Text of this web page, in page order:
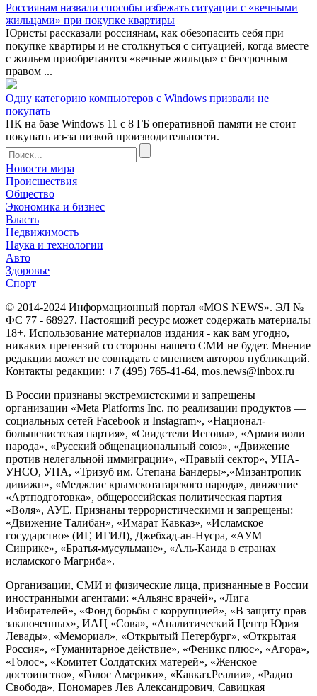
Россиянам назвали способы избежать ситуации с «вечными
жильцами» при покупке квартиры
Юристы рассказали россиянам, как обезопасить себя при
покупке квартиры и не столкнуться с ситуацией, когда вместе
с жильем приобретаются «вечные жильцы» с бессрочным
правом ...
Одну категорию компьютеров с Windows призвали не
покупать
ПК на базе Windows 11 с 8 ГБ оперативной памяти не стоит
покупать из-за низкой производительности.
Новости мира
Происшествия
Общество
Экономика и бизнес
Власть
Недвижимость
Наука и технологии
Авто
Здоровье
Спорт
© 2014-2024 Информационный портал «MOS NEWS». ЭЛ №
ФС 77 - 68927. Настоящий ресурс может содержать материалы
18+. Использование материалов издания - как вам угодно,
никаких претензий со стороны нашего СМИ не будет. Мнение
редакции может не совпадать с мнением авторов публикаций.
Контакты редакции: +7 (495) 765-41-64, mos.news@inbox.ru
В России признаны экстремистскими и запрещены
организации «Meta Platforms Inc. по реализации продуктов —
социальных сетей Facebook и Instagram», «Национал-
большевистская партия», «Свидетели Иеговы», «Армия воли
народа», «Русский общенациональный союз», «Движение
против нелегальной иммиграции», «Правый сектор», УНА-
УНСО, УПА, «Тризуб им. Степана Бандеры»,«Мизантропик
дивижн», «Меджлис крымскотатарского народа», движение
«Артподготовка», общероссийская политическая партия
«Воля», АУЕ. Признаны террористическими и запрещены:
«Движение Талибан», «Имарат Кавказ», «Исламское
государство» (ИГ, ИГИЛ), Джебхад-ан-Нусра, «АУМ
Синрике», «Братья-мусульмане», «Аль-Каида в странах
исламского Магриба».
Организации, СМИ и физические лица, признанные в России
иностранными агентами: «Альянс врачей», «Лига
Избирателей», «Фонд борьбы с коррупцией», «В защиту прав
заключенных», ИАЦ «Сова», «Аналитический Центр Юрия
Левады», «Мемориал», «Открытый Петербург», «Открытая
Россия», «Гуманитарное действие», «Феникс плюс», «Агора»,
«Голос», «Комитет Солдатских матерей», «Женское
достоинство», «Голос Америки», «Кавказ.Реалии», «Радио
Свобода», Пономарев Лев Александрович, Савицкая